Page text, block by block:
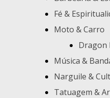
Fé &
Moto & Carro
Dragon
Música &
Narguile &
Tatuagem &